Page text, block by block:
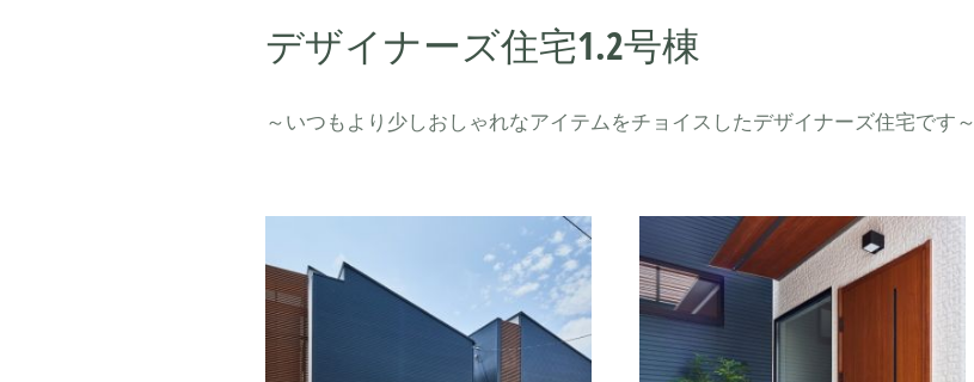
デザイナーズ住宅1.2号棟
～いつもより少しおしゃれなアイテムをチョイスしたデザイナーズ住宅です～